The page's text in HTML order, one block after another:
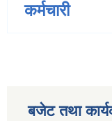
कर्मचारी
बजेट तथा